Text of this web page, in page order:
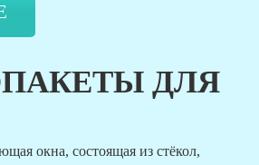
ДЛЯ
окна, состоящая из стёкол,